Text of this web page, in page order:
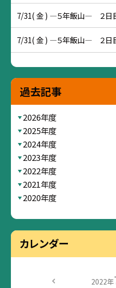
7/31( 金 ) ―５年飯山― ２
7/31( 金 ) ―５年飯山― ２日
過去記事
2026年度
2025年度
2024年度
2023年度
2022年度
2021年度
2020年度
カレンダー
2022年